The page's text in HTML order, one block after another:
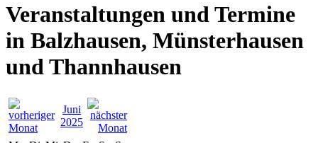
Veranstaltungen und Termine
in Balzhausen, Münsterhausen
und Thannhausen
Juni
2025